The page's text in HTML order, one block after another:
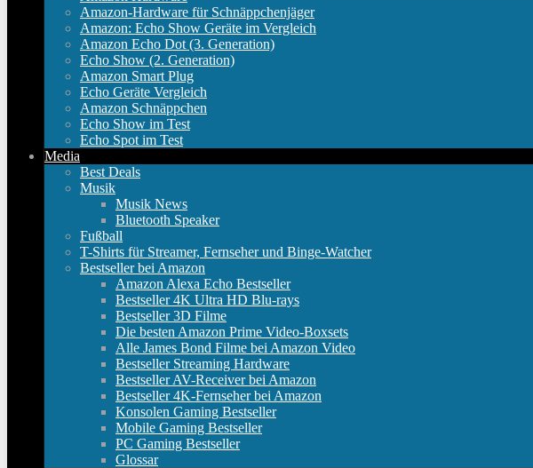
Amazon-Hardware für Schnäppchenjäger
Amazon: Echo Show Geräte im Vergleich
Amazon Echo Dot (3. Generation)
Echo Show (2. Generation)
Amazon Smart Plug
Echo Geräte Vergleich
Amazon Schnäppchen
Echo Show im Test
Echo Spot im Test
Media
Best Deals
Musik
Musik News
Bluetooth Speaker
Fußball
T-Shirts für Streamer, Fernseher und Binge-Watcher
Bestseller bei Amazon
Amazon Alexa Echo Bestseller
Bestseller 4K Ultra HD Blu-rays
Bestseller 3D Filme
Die besten Amazon Prime Video-Boxsets
Alle James Bond Filme bei Amazon Video
Bestseller Streaming Hardware
Bestseller AV-Receiver bei Amazon
Bestseller 4K-Fernseher bei Amazon
Konsolen Gaming Bestseller
Mobile Gaming Bestseller
PC Gaming Bestseller
Glossar